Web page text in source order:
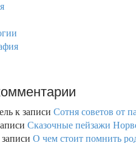
к записи Сотня советов от
Сказочные пейзажи
О чем стоит помнить